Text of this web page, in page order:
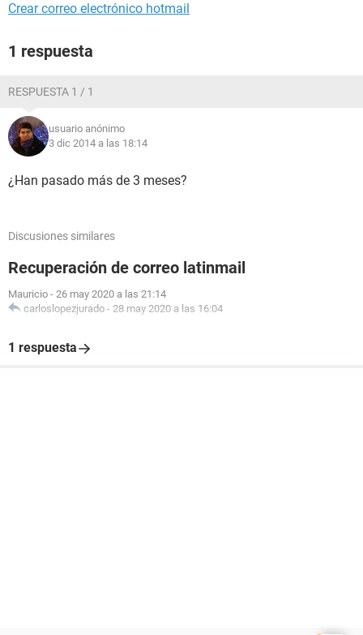
Crear correo electrónico hotmail
1 respuesta
RESPUESTA 1 / 1
usuario anónimo
3 dic 2014 a las 18:14
¿Han pasado más de 3 meses?
Discusiones similares
Recuperación de correo latinmail
Mauricio - 26 may 2020 a las 21:14
carloslopezjurado - 28 may 2020 a las 16:04
1 respuesta